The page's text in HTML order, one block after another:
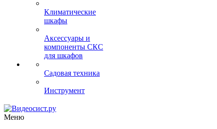
Климатические
шкафы
Аксессуары и
компоненты СКС
для шкафов
Садовая техника
Инструмент
Меню